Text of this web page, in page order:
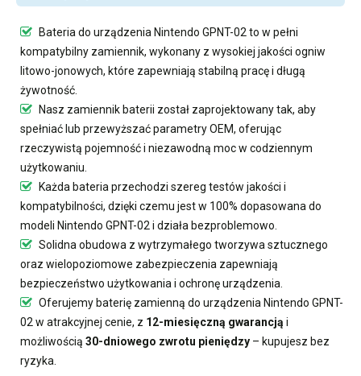
Bateria do urządzenia Nintendo GPNT-02 to w pełni
kompatybilny zamiennik, wykonany z wysokiej jakości ogniw
litowo-jonowych, które zapewniają stabilną pracę i długą
żywotność.
Nasz zamiennik baterii został zaprojektowany tak, aby
spełniać lub przewyższać parametry OEM, oferując
rzeczywistą pojemność i niezawodną moc w codziennym
użytkowaniu.
Każda bateria przechodzi szereg testów jakości i
kompatybilności, dzięki czemu jest w 100% dopasowana do
modeli Nintendo GPNT-02 i działa bezproblemowo.
Solidna obudowa z wytrzymałego tworzywa sztucznego
oraz wielopoziomowe zabezpieczenia zapewniają
bezpieczeństwo użytkowania i ochronę urządzenia.
Oferujemybaterię zamienną do urządzenia Nintendo GPNT-
02 w atrakcyjnej cenie, z 12-miesięczną gwarancją i
możliwością 30-dniowego zwrotu pieniędzy – kupujesz bez
ryzyka.